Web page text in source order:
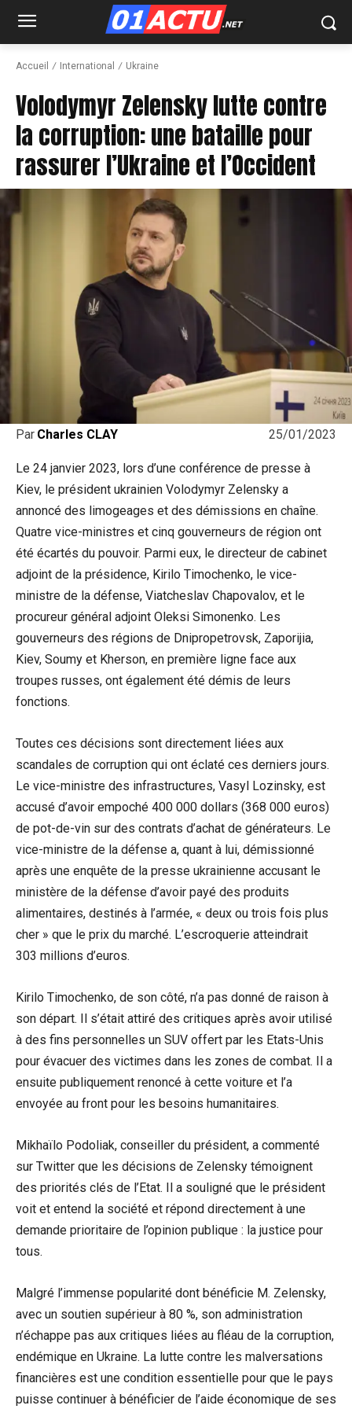
Accueil International Ukraine
Volodymyr Zelensky lutte contre
la corruption: une bataille pour
rassurer l’Ukraine et l’Occident
25/01/2023
Par Charles CLAY
Le 24 janvier 2023, lors d’une conférence de presse à
Kiev, le président ukrainien Volodymyr Zelensky a
annoncé des limogeages et des démissions en chaîne.
Quatre vice-ministres et cinq gouverneurs de région ont
été écartés du pouvoir. Parmi eux, le directeur de cabinet
adjoint de la présidence, Kirilo Timochenko, le vice-
ministre de la défense, Viatcheslav Chapovalov, et le
procureur général adjoint Oleksi Simonenko. Les
gouverneurs des régions de Dnipropetrovsk, Zaporijia,
Kiev, Soumy et Kherson, en première ligne face aux
troupes russes, ont également été démis de leurs
fonctions.
Toutes ces décisions sont directement liées aux
scandales de corruption qui ont éclaté ces derniers jours.
Le vice-ministre des infrastructures, Vasyl Lozinsky, est
accusé d’avoir empoché 400 000 dollars (368 000 euros)
de pot-de-vin sur des contrats d’achat de générateurs. Le
vice-ministre de la défense a, quant à lui, démissionné
après une enquête de la presse ukrainienne accusant le
ministère de la défense d’avoir payé des produits
alimentaires, destinés à l’armée, « deux ou trois fois plus
cher » que le prix du marché. L’escroquerie atteindrait
303 millions d’euros.
Kirilo Timochenko, de son côté, n’a pas donné de raison à
son départ. Il s’était attiré des critiques après avoir utilisé
à des fins personnelles un SUV offert par les Etats-Unis
pour évacuer des victimes dans les zones de combat. Il a
ensuite publiquement renoncé à cette voiture et l’a
envoyée au front pour les besoins humanitaires.
Mikhaïlo Podoliak, conseiller du président, a commenté
sur Twitter que les décisions de Zelensky témoignent
des priorités clés de l’Etat. Il a souligné que le président
voit et entend la société et répond directement à une
demande prioritaire de l’opinion publique : la justice pour
tous.
Malgré l’immense popularité dont bénéficie M. Zelensky,
avec un soutien supérieur à 80 %, son administration
n’échappe pas aux critiques liées au fléau de la corruption,
endémique en Ukraine. La lutte contre les malversations
financières est une condition essentielle pour que le pays
puisse continuer à bénéficier de l’aide économique de ses